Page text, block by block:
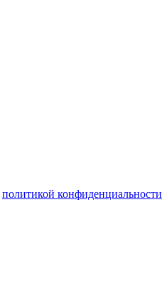
политикой конфиденциальности